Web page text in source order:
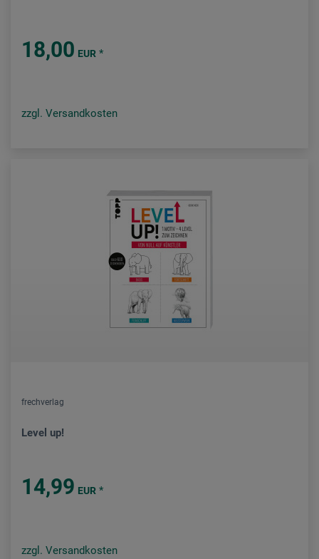
18,00 EUR *
zzgl. Versandkosten
frechverlag
Level up!
14,99 EUR *
zzgl. Versandkosten